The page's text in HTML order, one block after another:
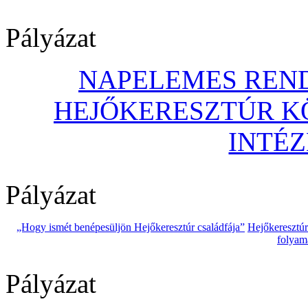
Pályázat
NAPELEMES
HEJŐKERESZTÚR
Pályázat
„Hogy ismét benépesüljön Hejőkeresztúr családfája”
Pályázat